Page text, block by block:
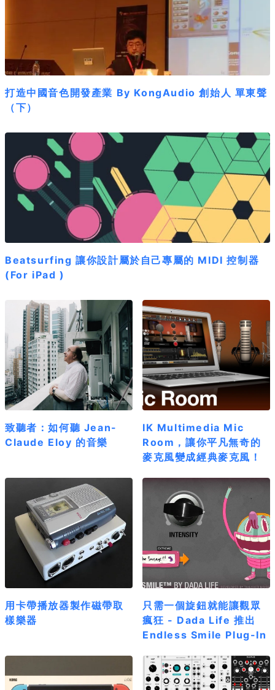
打造中國音色開發產業 By KongAudio 創始人 單東聲
（下）
Beatsurfing 讓你設計屬於自己專屬的 MIDI 控制器
(For iPad )
致聽者：如何聽 Jean-
Claude Eloy 的音樂
IK Multimedia Mic
Room，讓你平凡無奇的
麥克風變成經典麥克風！
用卡帶播放器製作磁帶取
樣樂器
只需一個旋鈕就能讓觀眾
瘋狂 - Dada Life 推出
Endless Smile Plug-In